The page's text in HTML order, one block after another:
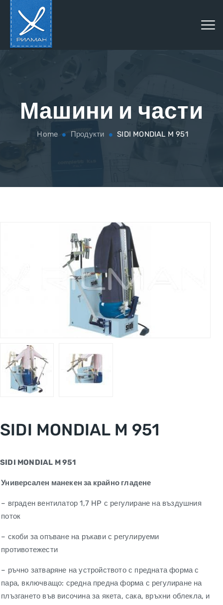
Машини и части
Home Продукти SIDI MONDIAL M 951
SIDI MONDIAL M 951
SIDI MONDIAL M 951
Универсален манекен за крайно гладене
– вграден вентилатор 1,7 HP с регулиране на въздушния
поток
– скоби за опъване на ръкави с регулируеми
противотежести
– ръчно затваряне на устройството с предната форма с
пара, включващо: средна предна форма с регулиране на
плъзгането във височина за якета, сака, връхни облекла, и